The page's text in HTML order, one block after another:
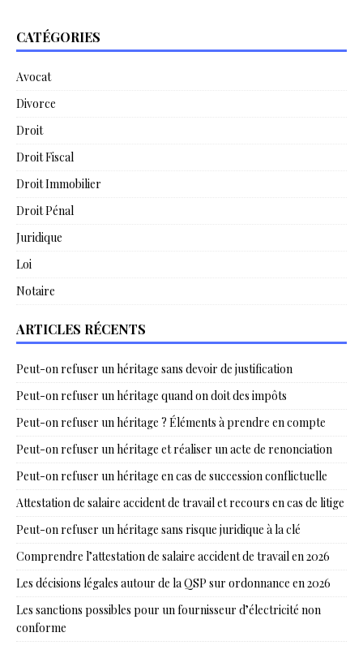
CATÉGORIES
Avocat
Divorce
Droit
Droit Fiscal
Droit Immobilier
Droit Pénal
Juridique
Loi
Notaire
ARTICLES RÉCENTS
Peut-on refuser un héritage sans devoir de justification
Peut-on refuser un héritage quand on doit des impôts
Peut-on refuser un héritage ? Éléments à prendre en compte
Peut-on refuser un héritage et réaliser un acte de renonciation
Peut-on refuser un héritage en cas de succession conflictuelle
Attestation de salaire accident de travail et recours en cas de litige
Peut-on refuser un héritage sans risque juridique à la clé
Comprendre l’attestation de salaire accident de travail en 2026
Les décisions légales autour de la QSP sur ordonnance en 2026
Les sanctions possibles pour un fournisseur d’électricité non
conforme